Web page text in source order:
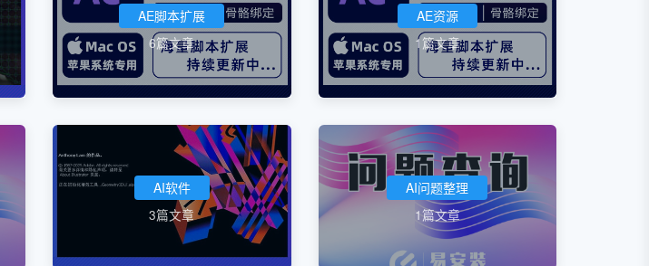
AE脚本扩展
6篇文章
AE资源
1篇文章
AI软件
3篇文章
AI问题整理
1篇文章